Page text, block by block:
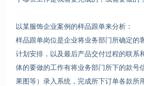
以某服饰企业案例的样品跟单来分析：
样品跟单岗位是企业将业务部门所确定的
计划安排，以及最后产品交付过程的联系
体的要做的工作有将业务部门所下的款号
果图等）录入系统，完成所下订单各款所